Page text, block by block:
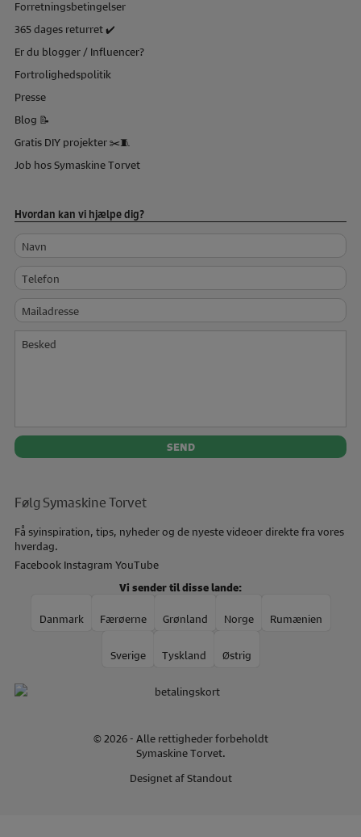
Forretningsbetingelser
365 dages returret ✔️
Er du blogger / Influencer?
Fortrolighedspolitik
Presse
Blog 📝
Gratis DIY projekter ✂️🧵
Job hos Symaskine Torvet
Hvordan kan vi hjælpe dig?
Navn
Telefon
Mailadresse
Besked
Følg Symaskine Torvet
Få syinspiration, tips, nyheder og de nyeste videoer direkte fra vores
hverdag.
Facebook Instagram YouTube
Vi sender til disse lande:
Danmark Færøerne Grønland Norge Rumænien
Sverige Tyskland Østrig
© 2026 - Alle rettigheder forbeholdt
Symaskine Torvet.
Designet afStandout